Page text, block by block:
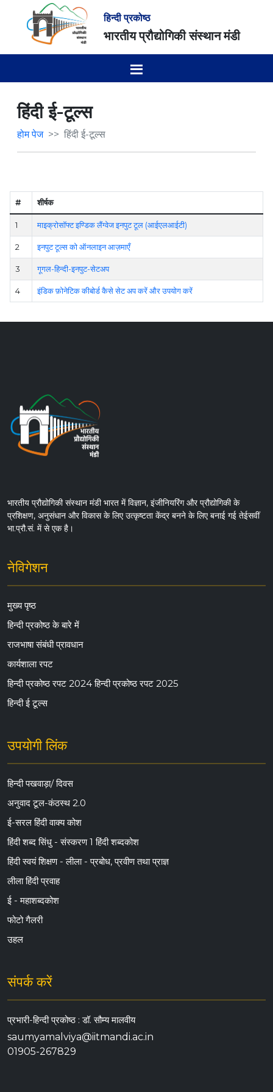
हिन्दी प्रकोष्ठ
भारतीय प्रौद्योगिकी संस्थान मंडी
हिंदी ई-टूल्स
होम पेज हिंदी ई-टूल्स
# शीर्षक
1 माइक्रोसॉफ्ट इण्डिक लैंग्वेज इनपुट टूल (आईएलआईटी)
2 इनपुट टूल्स को ऑनलाइन आज़माएँ
3 गूगल-हिन्दी-इनपुट-सेटअप
4 इंडिक फ़ोनेटिक कीबोर्ड कैसे सेट अप करें और उपयोग करें
भारतीय प्रौद्योगिकी संस्थान मंडी भारत में विज्ञान, इंजीनियरिंग और प्रौद्योगिकी के
प्रशिक्षण, अनुसंधान और विकास के लिए उत्कृष्टता केंद्र बनने के लिए बनाई गई तेईसवीं
भा.प्रौ.सं. में से एक है।
नेविगेशन
मुख्य पृष्ठ
हिन्दी प्रकोष्ठ के बारे में
राजभाषा संबंधी प्रावधान
कार्यशाला रपट
हिन्दी प्रकोष्ठ रपट 2024हिन्दी प्रकोष्ठ रपट 2025
हिन्दी ई टूल्स
उपयोगी लिंक
हिन्दी पखवाड़ा/ दिवस
अनुवाद टूल-कंठस्थ 2.0
ई-सरल हिंदी वाक्य कोश
हिंदी शब्द सिंधु - संस्करण 1 हिंदी शब्दकोश
हिंदी स्वयं शिक्षण - लीला - प्रबोध, प्रवीण तथा प्राज्ञ
लीला हिंदी प्रवाह
ई - महाशब्दकोश
फोटो गैलरी
उहल
संपर्क करें
प्रभारी-हिन्दी प्रकोष्ठ : डॉ. सौम्य मालवीय
saumyamalviya@iitmandi.ac.in
01905-267829